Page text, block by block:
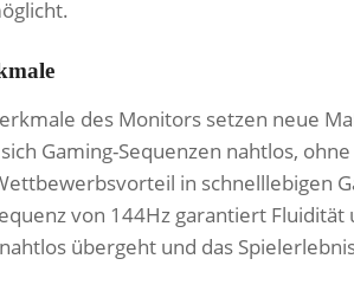
des Monitors setzen neue
Gaming-Sequenzen nahtlos,
in schnelllebigen
von 144Hz garantiert Fluidität
übergeht und das